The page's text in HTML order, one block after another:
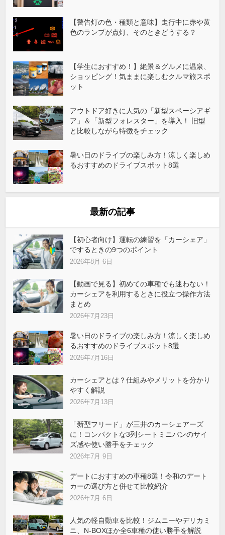
【警告灯の色・種類と意味】走行中に赤や黄
色のランプが点灯、そのときどうする？
【学生におすすめ！】絶景＆グルメに温泉、
ショッピング！気ままに楽しむクルマ旅スポ
ット
アウトドア好きに人気の「新型スペーシアギ
ア」＆「新型フォレスター」を導入！ 旧型
と比較しながら特徴をチェック
暑い日のドライブの楽しみ方！涼しく楽しめ
るおすすめのドライブスポット8選
最新の記事
【初心者向け】運転の練習を「カーシェア」
でするときの9つのポイント
2026年8月 6日
【動画で見る】初めての車種でも迷わない！
カーシェアを利用するときに役立つ操作方法
まとめ
2026年7月23日
暑い日のドライブの楽しみ方！涼しく楽しめ
るおすすめのドライブスポット8選
2026年7月16日
カーシェアとは？仕組みやメリットを分かり
やすく解説
2026年7月13日
「新型フリード」が三井のカーシェアーズ
に！コンパクトな3列シートミニバンのサイ
ズ感や使い勝手をチェック
2026年7月 9日
デートにおすすめの車種8選！令和のデート
カーの選び方と併せて比較紹介
2026年7月 6日
人気の軽自動車を比較！ジムニーやデリカミ
ニ、N-BOXほか全6車種の使い勝手を解説